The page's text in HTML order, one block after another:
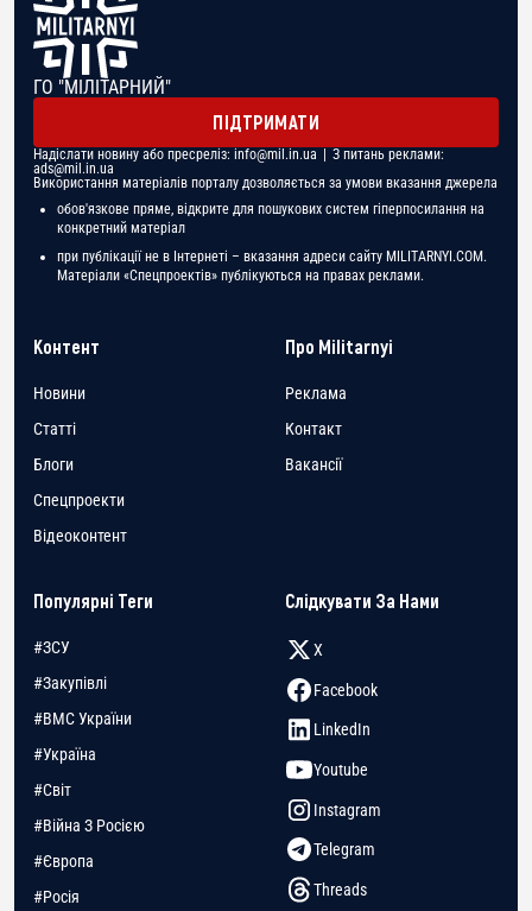
ГО "МІЛІТАРНИЙ"
ПІДТРИМАТИ
Надіслати новину або пресреліз: info@mil.in.ua | З питань реклами:
ads@mil.in.ua
Використання матеріалів порталу дозволяється за умови вказання джерела
обов'язкове пряме, відкрите для пошукових систем гіперпосилання на
конкретний матеріал
при публікації не в Інтернеті – вказання адреси сайту MILITARNYI.COM.
Матеріали «Спецпроектів» публікуються на правах реклами.
Контент
Новини
Статті
Блоги
Спецпроекти
Відеоконтент
Про Militarnyi
Реклама
Контакт
Вакансії
Популярні Теги
#ЗСУ
#Закупівлі
#ВМС України
#Україна
#Світ
#Війна З Росією
#Європа
#Росія
Слідкувати За Нами
X
Facebook
LinkedIn
Youtube
Instagram
Telegram
Threads